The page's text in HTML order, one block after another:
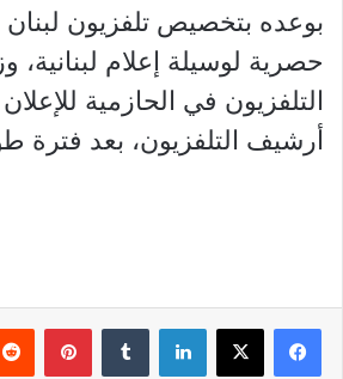
بوعده بتخصيص تلفزيون لبنان
حصرية لوسيلة إعلام لبنانية،
التلفزيون في الحازمية
أرشيف التلفزيون، بعد فترة
لينكدإن